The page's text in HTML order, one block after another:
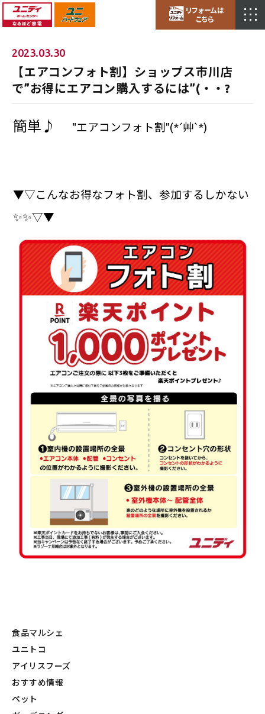
リフォームは
こちら
2023.03.30
【エアコンフォト割】ショップス市川店
で”お得にエアコン購入するには”(・・?
簡単♪ "エアコンフォト割"(*´艸`*)
▼▽こんなお得なフォト割、参加するしかない
✨✨▽▼
食品マルシェ
ユニトコ
アイリスフーズ
おすすめ情報
ペット